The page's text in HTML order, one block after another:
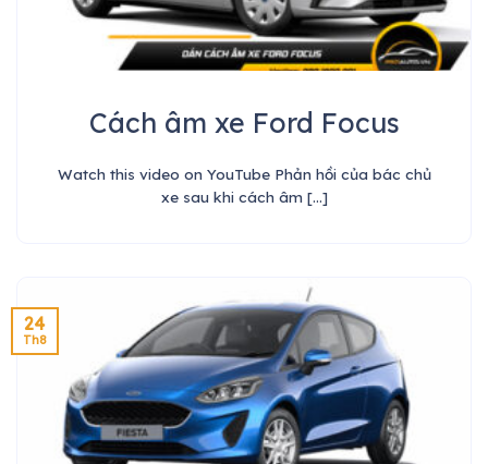
Cách âm xe Ford Focus
Watch this video on YouTube Phản hồi của bác chủ
xe sau khi cách âm [...]
24
Th8